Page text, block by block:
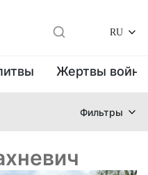
RU
Жертвы
Фильтры